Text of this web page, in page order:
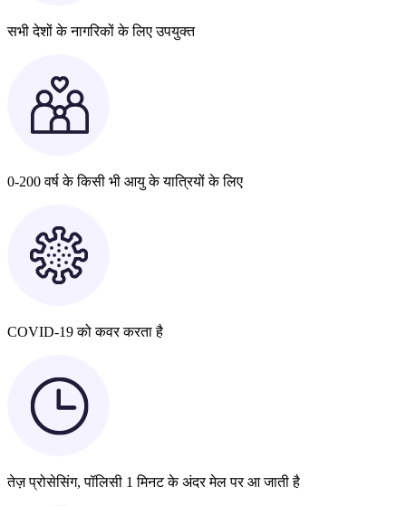
सभी देशों के नागरिकों के लिए उपयुक्त
0-200 वर्ष के किसी भी आयु के यात्रियों के लिए
COVID-19 को कवर करता है
तेज़ प्रोसेसिंग, पॉलिसी 1 मिनट के अंदर मेल पर आ जाती है